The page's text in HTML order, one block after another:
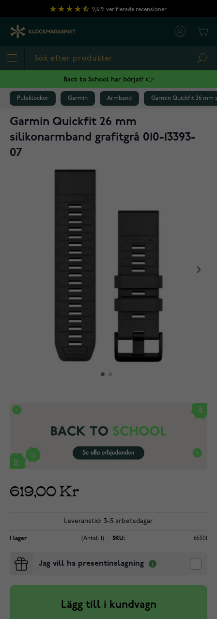
Hoppa till innehållet
9,619 verifierade recensioner
Back to School har börjat! 👉
Pulsklockor Garmin Armband Garmin Quickfit 26 mm
Garmin Quickfit 26 mm
silikonarmband grafitgrå 010-13393-
07
619,00 Kr
Leveranstid: 3-5 arbetsdagar
I lager (Antal: 1) SKU: 65501
Jag vill ha presentinslagning
Lägg till i kundvagn